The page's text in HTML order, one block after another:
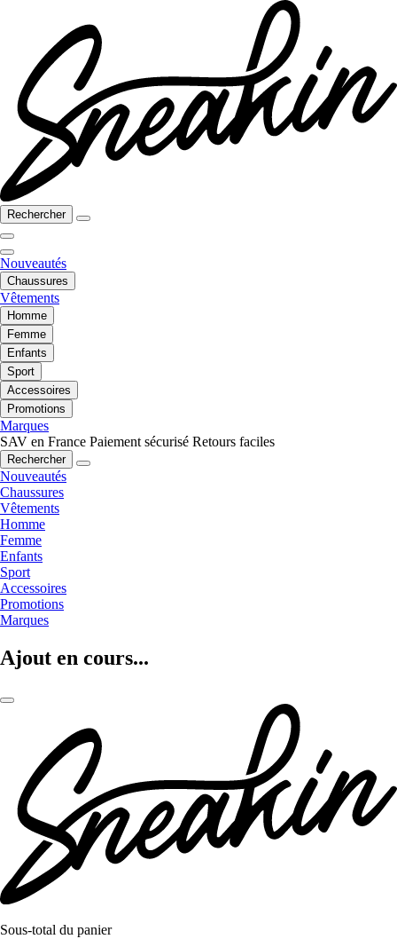
Rechercher
Nouveautés
Chaussures
Vêtements
Homme
Femme
Enfants
Sport
Accessoires
Promotions
Marques
SAV en France Paiement sécurisé Retours faciles
Rechercher
Nouveautés
Chaussures
Vêtements
Homme
Femme
Enfants
Sport
Accessoires
Promotions
Marques
Ajout en cours...
Sous-total du panier